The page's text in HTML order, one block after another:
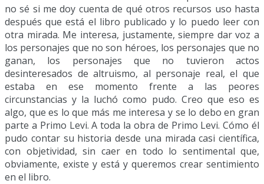
no sé si me doy cuenta de qué otros recursos uso hasta
después que está el libro publicado y lo puedo leer con
otra mirada. Me interesa, justamente, siempre dar voz a
los personajes que no son héroes, los personajes que no
ganan, los personajes que no tuvieron actos
desinteresados de altruismo, al personaje real, el que
estaba en ese momento frente a las peores
circunstancias y la luchó como pudo. Creo que eso es
algo, que es lo que más me interesa y se lo debo en gran
parte a Primo Levi. A toda la obra de Primo Levi. Cómo él
pudo contar su historia desde una mirada casi científica,
con objetividad, sin caer en todo lo sentimental que,
obviamente, existe y está y queremos crear sentimiento
en el libro.